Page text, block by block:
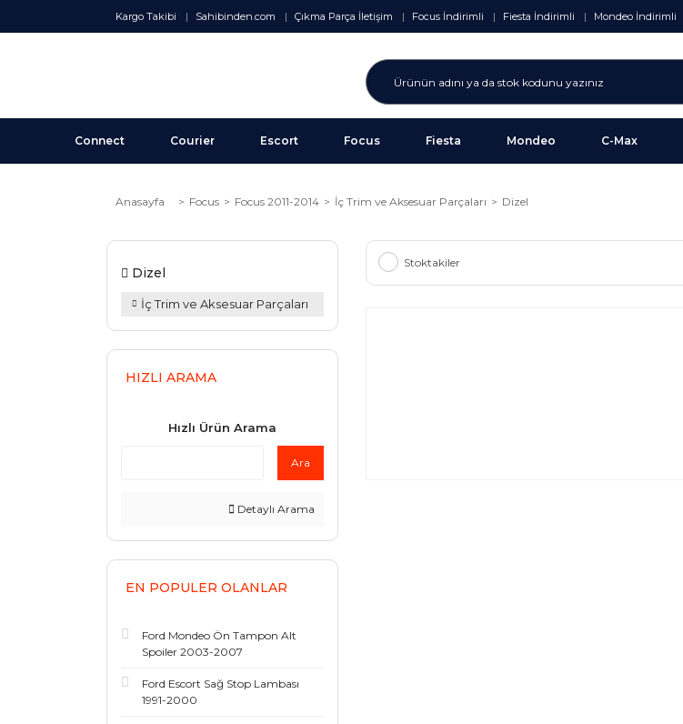
Kargo Takibi Sahibinden.com Çıkma Parça İletişim Focus İndirimli Fiesta İndirimli Mondeo İndirimli
Connect Courier Escort Focus Fiesta Mondeo C-Max
Anasayfa Focus Focus 2011-2014 İç Trim ve Aksesuar Parçaları Dizel
Dizel
İç Trim ve Aksesuar Parçaları
HIZLI ARAMA
Hızlı Ürün Arama
Ara
Detaylı Arama
EN POPULER OLANLAR
Ford Mondeo Ön Tampon Alt
Spoiler 2003-2007
Ford Escort Sağ Stop Lambası
1991-2000
Stoktakiler